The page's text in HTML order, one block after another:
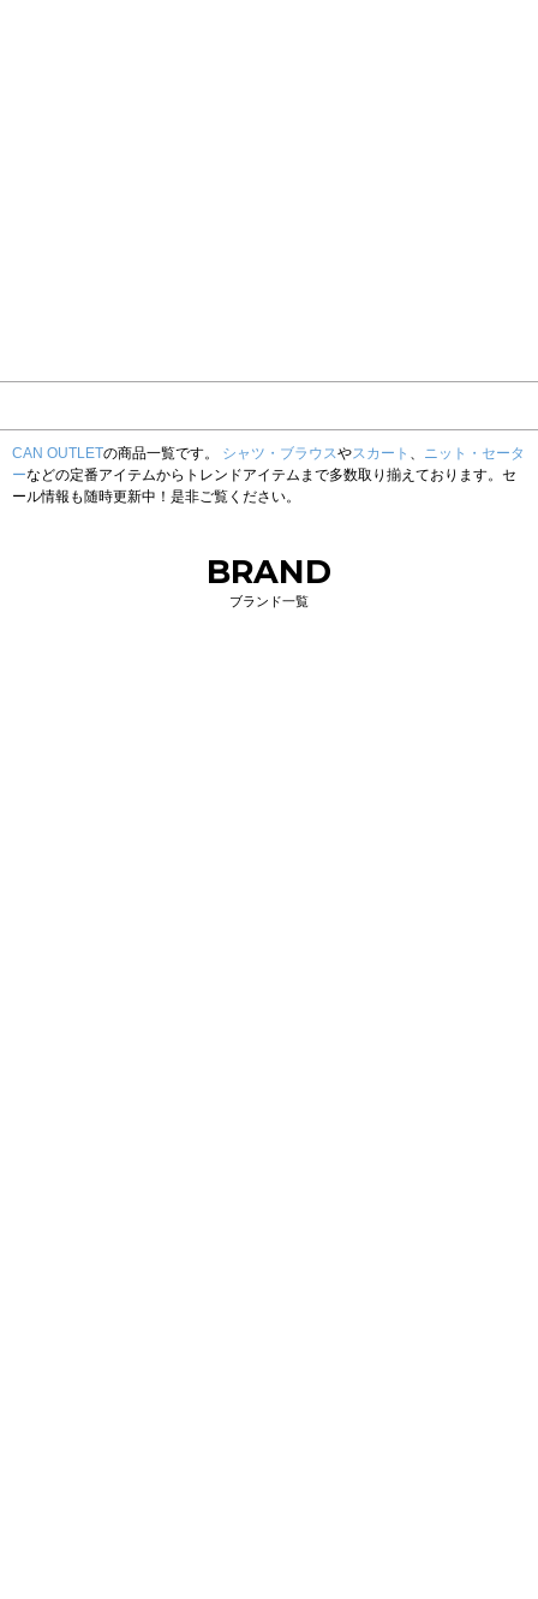
CAN OUTLETの商品一覧です。 シャツ・ブラウスやスカート 、 ニット・セータ
ーなどの定番アイテムからトレンドアイテムまで多数取り揃えております。セ
ール情報も随時更新中！是非ご覧ください。
BRAND
ブランド一覧